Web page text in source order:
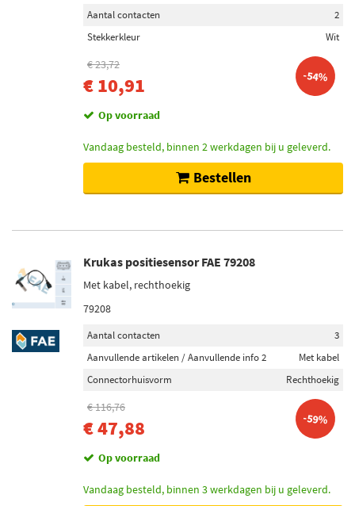
Aantal contacten
2
Stekkerkleur
Wit
€ 23,72
€ 10,91 -54%
Op voorraad
Vandaag besteld, binnen 2 werkdagen bij u geleverd.
Bestellen
Krukas positiesensor FAE 79208
Met kabel, rechthoekig
79208
Aantal contacten
3
Aanvullende artikelen / Aanvullende info 2
Met kabel
Connectorhuisvorm
Rechthoekig
€ 116,76
€ 47,88 -59%
Op voorraad
Vandaag besteld, binnen 3 werkdagen bij u geleverd.